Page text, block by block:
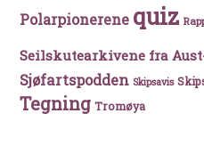
Polarpionerene quiz
Seilskutearkivene fra
Sjøfartspodden Skipsavis
Tegning Tromøya